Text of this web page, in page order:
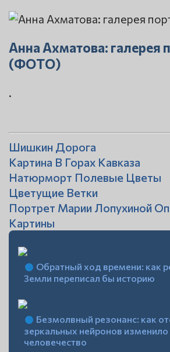
Анна Ахматова: галерея
(ФОТО)
.
Шишкин Дорога
Картина В Горах Кавказа
Натюрморт Полевые Цветы
Цветущие Ветки
Портрет Марии Лопухиной
Картины
Обратный ход времени: как
Земли переписал бы историю
Безмолвный резонанс: как
зеркальных нейронов
человечество